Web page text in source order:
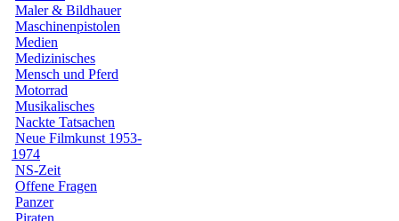
Maler & Bildhauer
Maschinenpistolen
Medien
Medizinisches
Mensch und Pferd
Motorrad
Musikalisches
Nackte Tatsachen
Neue Filmkunst 1953-
1974
NS-Zeit
Offene Fragen
Panzer
Piraten